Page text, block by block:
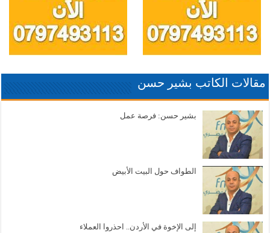
مقالات الكاتب بشير حسن
بشير حسن: فرصة عمل
الطواف حول البيت الأبيض
إلى الإخوة في الأردن.. احذروا العملاء